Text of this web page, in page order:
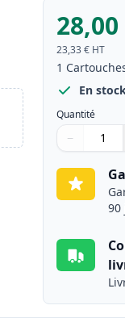
28,00
23,33 € HT
1
En
Quantité
Quantité
Utilisez les
−
Quantité
90